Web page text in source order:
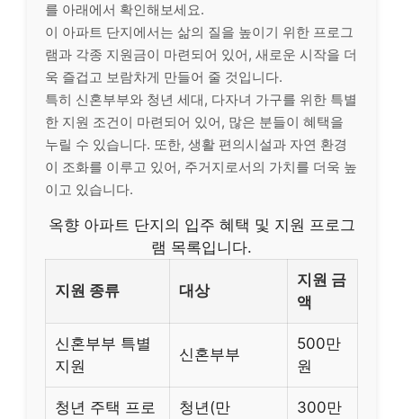
를 아래에서 확인해보세요.
이 아파트 단지에서는 삶의 질을 높이기 위한 프로그
램과 각종 지원금이 마련되어 있어, 새로운 시작을 더
욱 즐겁고 보람차게 만들어 줄 것입니다.
특히 신혼부부와 청년 세대, 다자녀 가구를 위한 특별
한 지원 조건이 마련되어 있어, 많은 분들이 혜택을
누릴 수 있습니다. 또한, 생활 편의시설과 자연 환경
이 조화를 이루고 있어, 주거지로서의 가치를 더욱 높
이고 있습니다.
옥향 아파트 단지의 입주 혜택 및 지원 프로그
램 목록입니다.
지원 종류 대상
지원 금
액
신혼부부 특별
지원
신혼부부
500만
원
청년 주택 프로
청년(만
300만